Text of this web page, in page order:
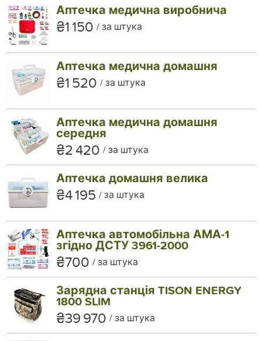
Аптечка медична виробнича
₴1 150 за штука
Аптечка медична домашня
₴1 520 за штука
Аптечка медична домашня
середня
₴2 420 за штука
Аптечка домашня велика
₴4 195 за штука
Аптечка автомобільна АМА-1
згідно ДСТУ 3961-2000
₴700 за штука
Зарядна станція TISON ENERGY
1800 SLIM
₴39 970 за штука